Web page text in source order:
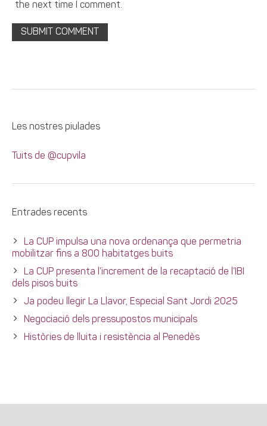
the next time I comment.
Les nostres piulades
Tuits de @cupvila
Entrades recents
La CUP impulsa una nova ordenança que permetria
mobilitzar fins a 800 habitatges buits
La CUP presenta l’increment de la recaptació de l’IBI
dels pisos buits
Ja podeu llegir La Llavor, Especial Sant Jordi 2025
Negociació dels pressupostos municipals
Històries de lluita i resistència al Penedès